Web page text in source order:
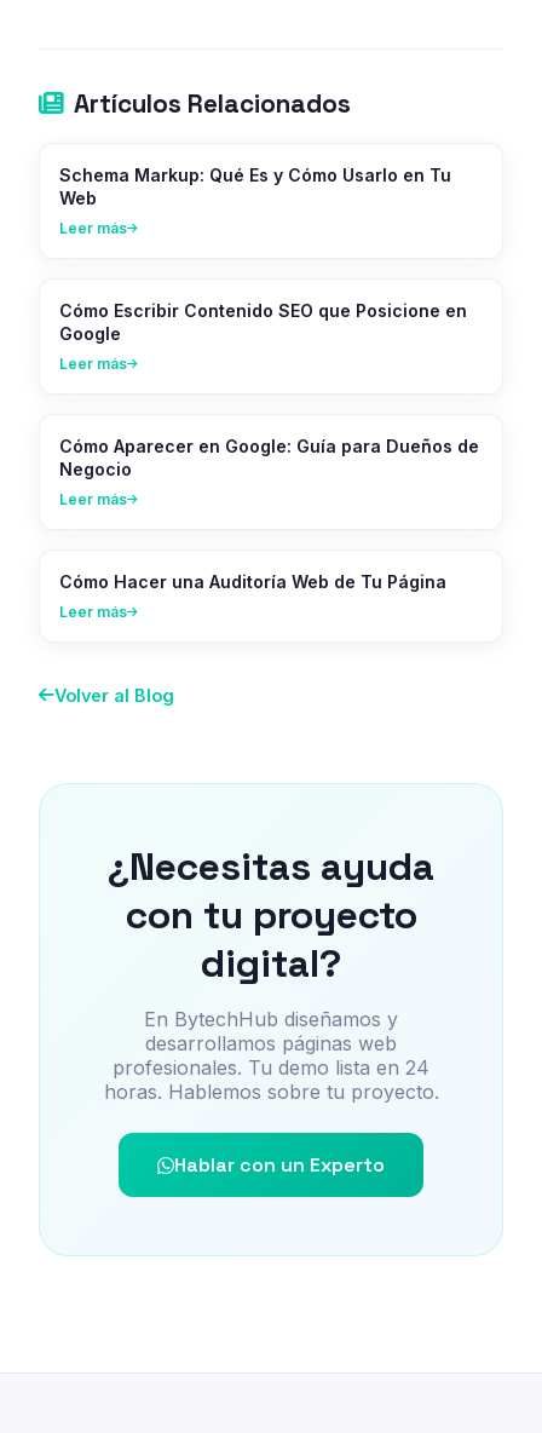
Artículos Relacionados
Schema Markup: Qué Es y Cómo Usarlo en Tu
Web
Leer más
Cómo Escribir Contenido SEO que Posicione en
Google
Leer más
Cómo Aparecer en Google: Guía para Dueños de
Negocio
Leer más
Cómo Hacer una Auditoría Web de Tu Página
Leer más
Volver al Blog
¿Necesitas ayuda
con tu proyecto
digital?
En BytechHub diseñamos y
desarrollamos páginas web
profesionales. Tu demo lista en 24
horas. Hablemos sobre tu proyecto.
Hablar con un Experto